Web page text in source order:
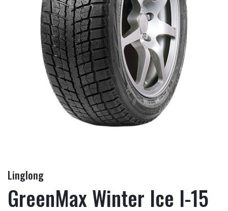
Linglong
GreenMax Winter Ice I-15